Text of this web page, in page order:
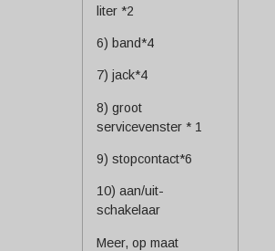
liter *2
6) band*4
7) jack*4
8) groot
servicevenster * 1
9) stopcontact*6
10) aan/uit-
schakelaar
Meer, op maat